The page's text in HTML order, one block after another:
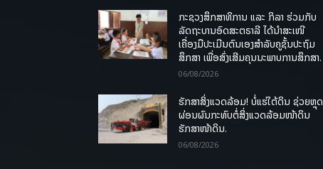
ກະຊວງສຶກສາທິການ ແລະ ກິລາ ຮ່ວມກັບ
ລັດຖະບານອົດສະຕຣາລີ ໄດ້ນຳສະເໜີ
ເຄື່ອງມືປະເມີນຕົນເອງສຳລັບຄູຊັ້ນປະຖົມ
ສຶກສາ ເພື່ອສົ່ງເສີມຄຸນນະພາບການສຶກສາ.
06/08/2026
ຮັກສາສິ່ງແວດລ້ອມ! ບໍ່ແຮ່ໃຕ້ດິນ ຊ່ວຍຫຼຸດ
ຜ່ອນຜົນກະທົບຕໍ່ສິ່ງແວດລ້ອມໜ້າດິນ
ຮັກສາໜ້າດິນ.
06/08/2026